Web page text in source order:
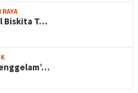
RAYA
Biskita T…